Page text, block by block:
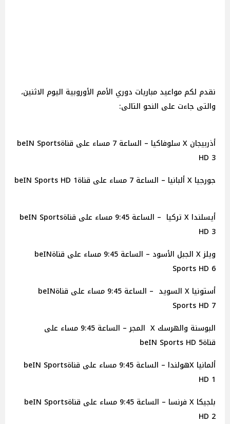
نقدم لكم مواعيد مباريات دوري الأمم الأوروبية اليوم الاثنين،
والتى جاءت على النحو التالى:
أذربيجان X سلوفاكيا – الساعة 7 مساء على قناةbeIN Sports
HD 3
جورجيا X ألبانيا – الساعة 7 مساء على قناةbeIN Sports HD 1
أيسلندا X تركيا – الساعة 9:45 مساء على قناةbeIN Sports
HD 3
ويلز X الجبل الأسود – الساعة 9:45 مساء على قناةbeIN
Sports HD 6
أستونيا X السويد – الساعة 9:45 مساء على قناةbeIN
Sports HD 7
البوسنة والهرسك X المجر – الساعة 9:45 مساء على
قناةbeIN Sports HD 5
ألمانيا Xهولندا – الساعة 9:45 مساء على قناةbeIN Sports
HD 1
بلجيكا X فرنسا – الساعة 9:45 مساء على قناةbeIN Sports
HD 2